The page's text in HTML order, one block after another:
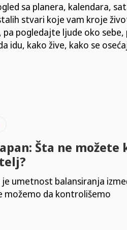
sa planera, kalendara,
stvari koje vam kroje
pa pogledajte ljude oko
idu, kako žive, kako se
Šta ne
umetnost balansiranja
možemo da kontrolišemo